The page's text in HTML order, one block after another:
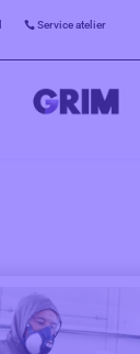
 Service atelier